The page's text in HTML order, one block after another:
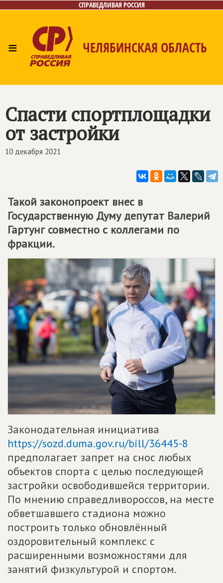
СПРАВЕДЛИВАЯ РОССИЯ
≡ ЧЕЛЯБИНСКАЯ ОБЛАСТЬ
Спасти спортплощадки
от застройки
10 декабря 2021
Такой законопроект внес в
Государственную Думу депутат Валерий
Гартунг совместно с коллегами по
фракции.
Законодательная инициатива
https://sozd.duma.gov.ru/bill/36445-8
предполагает запрет на снос любых
объектов спорта с целью последующей
застройки освободившейся территории.
По мнению справедливороссов, на месте
обветшавшего стадиона можно
построить только обновлённый
оздоровительный комплекс с
расширенными возможностями для
занятий физкультурой и спортом.